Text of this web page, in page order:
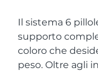
Il sistema 6
supporto
coloro che
peso. Oltre agli